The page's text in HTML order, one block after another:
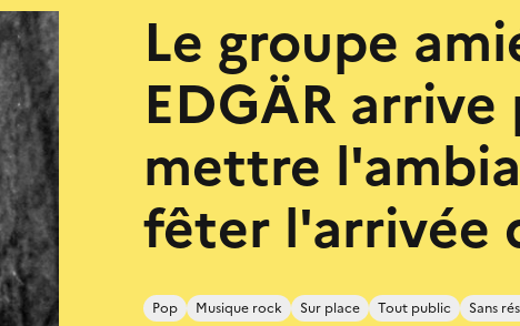
Le groupe
EDGÄR
mettre
fêter l'arrivée
Pop Musique rock Sur place Tout public Sans